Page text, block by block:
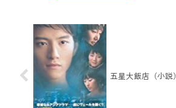
五星大飯店（小説）